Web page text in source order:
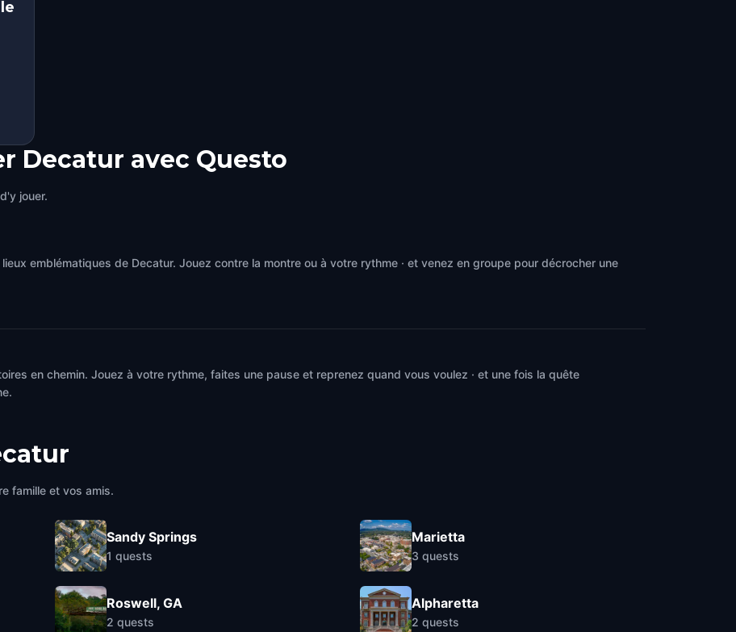
Decatur avec Questo
jouer.
emblématiques de Decatur. Jouez contre la montre ou à votre rythme · et venez en groupe pour décrocher une
en chemin. Jouez à votre rythme, faites une pause et reprenez quand vous voulez · et une fois la quête
famille et vos amis.
Sandy Springs
1 quests
Roswell, GA
2 quests
Marietta
3 quests
Alpharetta
2 quests